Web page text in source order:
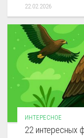
22.02.2026
ИНТЕРЕСНОЕ
22 интересных